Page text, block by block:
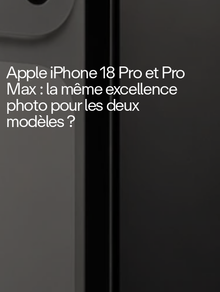
Apple iPhone 18 Pro et Pro
Max : la même excellence
photo pour les deux
modèles ?